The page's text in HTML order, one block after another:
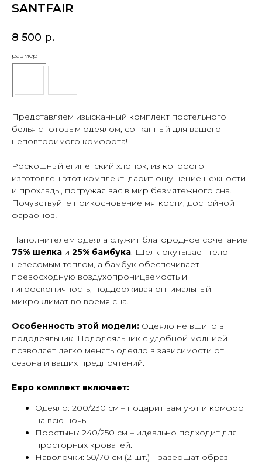
SANTFAIR
8 500 р.
размер
Представляем изысканный комплект постельного
белья с готовым одеялом, сотканный для вашего
неповторимого комфорта!
Роскошный египетский хлопок, из которого
изготовлен этот комплект, дарит ощущение нежности
и прохлады, погружая вас в мир безмятежного сна.
Почувствуйте прикосновение мягкости, достойной
фараонов!
Наполнителем одеяла служит благородное сочетание
75% шелка и 25% бамбука. Шелк окутывает тело
невесомым теплом, а бамбук обеспечивает
превосходную воздухопроницаемость и
гигроскопичность, поддерживая оптимальный
микроклимат во время сна.
Особенность этой модели: Одеяло не вшито в
пододеяльник! Пододеяльник с удобной молнией
позволяет легко менять одеяло в зависимости от
сезона и ваших предпочтений.
Евро комплект включает:
Одеяло: 200/230 см – подарит вам уют и комфорт
на всю ночь.
Простынь: 240/250 см – идеально подходит для
просторных кроватей.
Наволочки: 50/70 см (2 шт.) – завершат образ